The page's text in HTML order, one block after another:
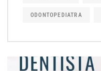
ODONTOPEDIATRA